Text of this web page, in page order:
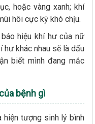
hoặc vàng xanh; khí
hôi cực kỳ khó chịu.
hiệu khí hư của nữ
khác nhau sẽ là dấu
biết mình đang mắc
bệnh gì
hiện tượng sinh lý bình